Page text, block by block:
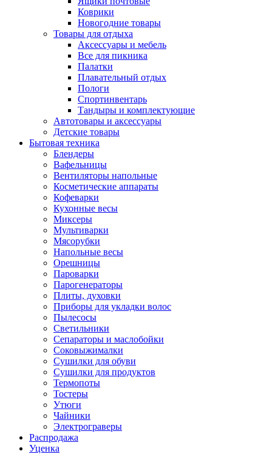
Коврики
Новогодние товары
Товары для отдыха
Аксессуары и мебель
Все для пикника
Палатки
Плавательный отдых
Пологи
Спортинвентарь
Тандыры и комплектующие
Автотовары и аксессуары
Детские товары
Бытовая техника
Блендеры
Вафельницы
Вентиляторы напольные
Косметические аппараты
Кофеварки
Кухонные весы
Миксеры
Мультиварки
Мясорубки
Напольные весы
Орешницы
Пароварки
Парогенераторы
Плиты, духовки
Приборы для укладки волос
Пылесосы
Светильники
Сепараторы и маслобойки
Соковыжималки
Сушилки для обуви
Сушилки для продуктов
Термопоты
Тостеры
Утюги
Чайники
Электрограверы
Распродажа
Уценка